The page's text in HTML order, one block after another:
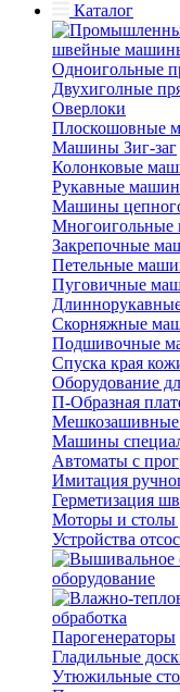
Каталог
швейные
Одноигольные
Двухиголные
Оверлоки
Плоскошовные
Машины Зиг-заг
Колонковые
Рукавные
Машины
Закрепочные
Петельные
Пуговичные
Скорняжные
Подшивочные
Спуска края
Оборудование
П-Образная
Машины
Автоматы с
Имитация
Герметизация
Моторы и
Устройства
оборудование
обработка
Парогенераторы
Гладильные
Утюжильные